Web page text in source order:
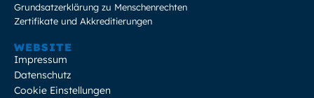
Grundsatzerklärung zu Menschenrechten
Zertifikate und Akkreditierungen
WEBSITE
Impressum
Datenschutz
Cookie Einstellungen